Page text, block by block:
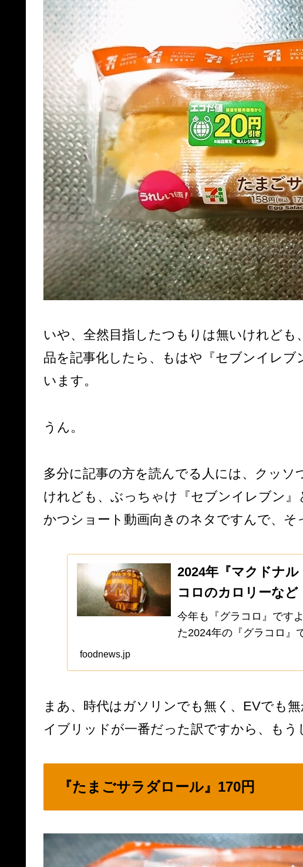
いや、全然目指したつもりは無いけれど
品を記事化したら、もはや『セブンイレ
います。
うん。
多分に記事の方を読んでる人には、クッソ
けれども、ぶっちゃけ『セブンイレブン』
かつショート動画向きのネタですんで、そ
2024年『マクドナ
コロのカロリーなど
今年も『グラコロ』です
た2024年の『グラコロ』
と。いや、多分に毎年記
foodnews.jp
まあ、時代はガソリンでも無く、EVでも
イブリッドが一番だった訳ですから、も
『たまごサラダロール』170円